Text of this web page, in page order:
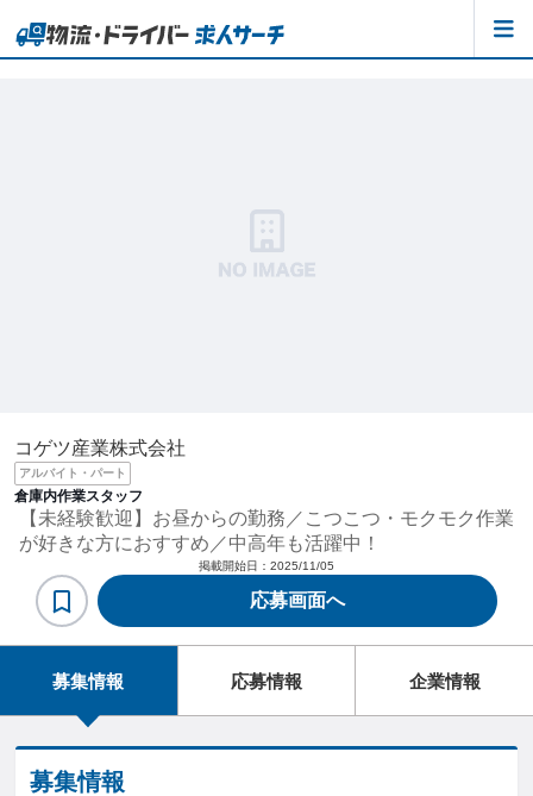
コゲツ産業株式会社
アルバイト・パート
倉庫内作業スタッフ
【未経験歓迎】お昼からの勤務／こつこつ・モクモク作業
が好きな方におすすめ／中高年も活躍中！
掲載開始日： 2025/11/05
応募画面へ
募集情報 応募情報 企業情報
募集情報